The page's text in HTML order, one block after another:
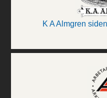
K A Almgren